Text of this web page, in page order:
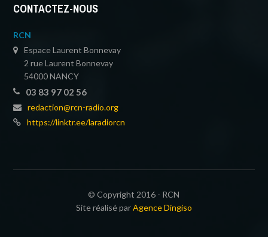
CONTACTEZ-NOUS
RCN
Espace Laurent Bonnevay
2 rue Laurent Bonnevay
54000 NANCY
03 83 97 02 56
redaction@rcn-radio.org
https://linktr.ee/laradiorcn
© Copyright 2016 - RCN
Site réalisé parAgence Dingiso